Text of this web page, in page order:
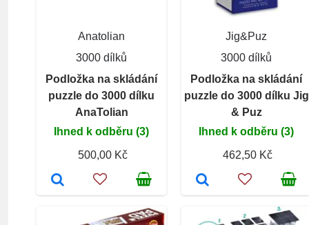
Anatolian
3000 dílků
Podložka na skládání
puzzle do 3000 dílku
AnaTolian
Ihned k odběru (3)
500,00 Kč
Jig&Puz
3000 dílků
Podložka na skládání
puzzle do 3000 dílku Jig
& Puz
Ihned k odběru (3)
462,50 Kč